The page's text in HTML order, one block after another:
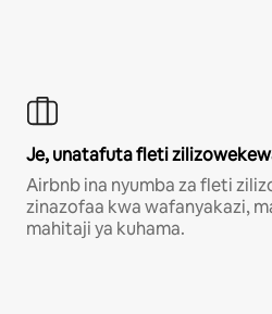
Je, unatafuta fleti
Airbnb ina nyumba za fleti
zinazofaa kwa wafanyakazi,
mahitaji ya kuhama.